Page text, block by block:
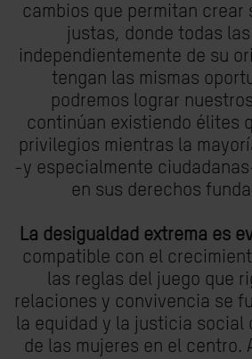
cambios que permitan crear
justas, donde todas
independientemente de su
tengan las mismas
podremos lograr
continúan existiendo élites
privilegios mientras la
-y especialmente
en sus derechos
La desigualdad extrema es
compatible con el
las reglas del juego que
relaciones y convivencia se
la equidad y la justicia social
de las mujeres en el centro.